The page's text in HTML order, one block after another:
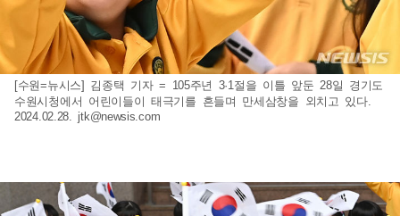
[수원=뉴시스] 김종택 기자 = 105주년 3·1절을 이틀 앞둔 28일 경기도
수원시청에서 어린이들이 태극기를 흔들며 만세삼창을 외치고 있다.
2024.02.28. jtk@newsis.com